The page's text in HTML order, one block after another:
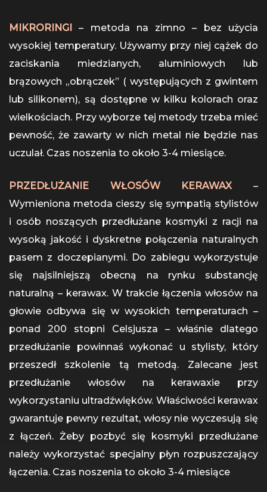
MIKRORINGI – metoda na zimno – bez użycia
wysokiej temperatury. Używamy przy niej cążek do
zaciskania miedzianych, aluminiowych lub
brązowych „obrączek” ( występujących z gwintem
lub silikonem), są dostępne w kilku kolorach oraz
wielkościach. Przy wyborze tej metody trzeba mieć
pewność, że zawarty w nich metal nie będzie nas
uczulał. Czas noszenia to około 3-4 miesiące.
PRZEDŁUŻANIE WŁOSÓW KERAWAX–
Wymieniona metoda cieszy się sympatią stylistów
i osób noszących przedłużane kosmyki z racji na
wysoką jakość i dyskretne połączenia naturalnych
pasem z doczepianymi. Do zabiegu wykorzystuje
się najsilniejszą obecną na rynku substancję
naturalną – kerawax. W trakcie łączenia włosów na
głowie odbywa się w wysokich temperaturach –
ponad 200 stopni Celsjusza – właśnie dlatego
przedłużanie powinnaś wykonać u stylisty, który
przeszedł szkolenie tą metodą. Zalecane jest
przedłużanie włosów na kerawaxie przy
wykorzystaniu ultradźwięków. Właściwości kerawax
gwarantuje pewny rezultat, włosy nie wyczesują się
z łączeń. Żeby pozbyć się kosmyki przedłużane
należy wykorzystać specjalny płyn rozpuszczający
łączenia. Czas noszenia to około 3-4 miesiące